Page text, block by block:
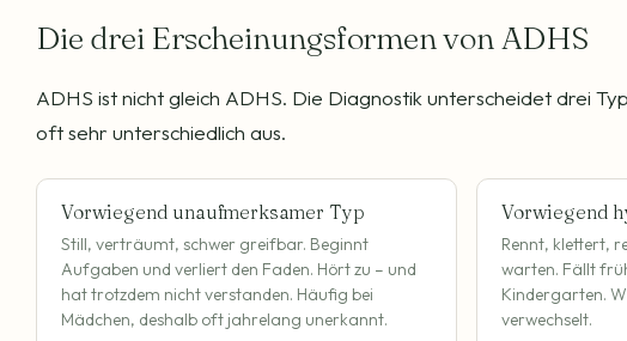
Die drei Erscheinungsformen von ADHS
ADHS ist nicht gleich ADHS. Die Diagnostik unterscheidet drei
oft sehr unterschiedlich aus.
Vorwiegend unaufmerksamer Typ
Still, verträumt, schwer greifbar. Beginnt
Aufgaben und verliert den Faden. Hört zu – und
hat trotzdem nicht verstanden. Häufig bei
Mädchen, deshalb oft jahrelang unerkannt.
Vorwiegend
Rennt, klettert,
warten. Fällt
Kindergarten.
verwechselt.